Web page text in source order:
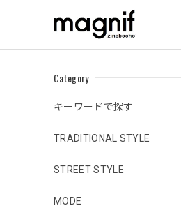
Category
キーワードで探す
TRADITIONAL STYLE
STREET STYLE
MODE